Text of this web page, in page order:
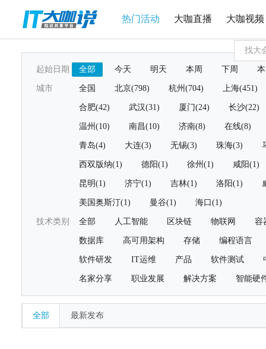
热门活动 大咖直播 大咖视频
起始日期 全部 今天 明天 本周 下周
城市 全国 北京(798) 杭州(704) 上海(451)
合肥(42) 武汉(31) 厦门(24) 长沙(22)
温州(10) 南昌(10) 济南(8) 在线(8)
青岛(4) 大连(3) 无锡(3) 珠海(3)
西双版纳(1) 德阳(1) 徐州(1) 咸阳(1)
昆明(1) 济宁(1) 吉林(1) 洛阳(1)
美国奥斯汀(1) 曼谷(1) 海口(1)
技术类别 全部 人工智能 区块链 物联网 容
数据库 高可用架构 存储 编程语言
软件研发 IT运维 产品 软件测试
名家分享 职业发展 解决方案 智能硬
全部 最新发布